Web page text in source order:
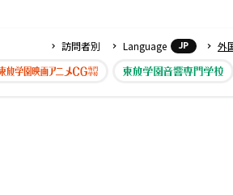
訪問者別 Language JP 外